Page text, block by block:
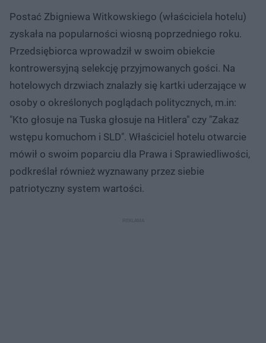
Postać Zbigniewa Witkowskiego (właściciela hotelu)
zyskała na popularności wiosną poprzedniego roku.
Przedsiębiorca wprowadził w swoim obiekcie
kontrowersyjną selekcję przyjmowanych gości. Na
hotelowych drzwiach znalazły się kartki uderzające w
osoby o określonych poglądach politycznych, m.in:
"Kto głosuje na Tuska głosuje na Hitlera" czy "Zakaz
wstępu komuchom i SLD". Właściciel hotelu otwarcie
mówił o swoim poparciu dla Prawa i Sprawiedliwości,
podkreślał również wyznawany przez siebie
patriotyczny system wartości.